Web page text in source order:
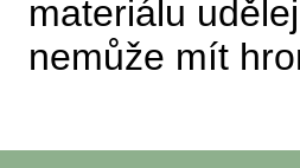
materiálu
nemůže mít